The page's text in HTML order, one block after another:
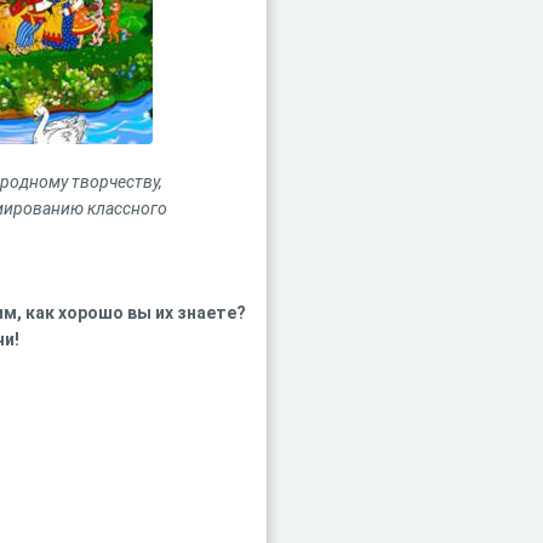
творчеству,
классного
как хорошо вы их знаете?